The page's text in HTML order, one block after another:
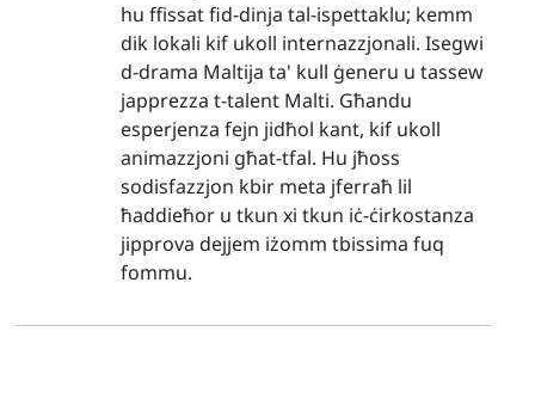
hu ffissat fid-dinja tal-ispettaklu; kemm
dik lokali kif ukoll internazzjonali. Isegwi
d-drama Maltija ta' kull ġeneru u tassew
japprezza t-talent Malti. Għandu
esperjenza fejn jidħol kant, kif ukoll
animazzjoni għat-tfal. Hu jħoss
sodisfazzjon kbir meta jferraħ lil
ħaddieħor u tkun xi tkun iċ-ċirkostanza
jipprova dejjem iżomm tbissima fuq
fommu.